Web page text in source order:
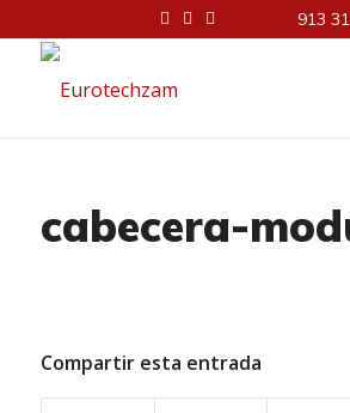
913
cabecera-
Compartir esta entrada